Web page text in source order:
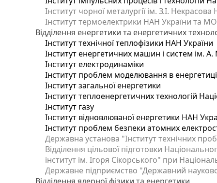
Інститут чорної металургії ім. З.І.
Інститут термоелектрики НАН України та
Відділення енергетики та енергетичних
Інститут технічної теплофізики НАН України
Інститут енергетичних машин і систем ім.
Інститут електродинаміки
Інститут проблем моделювання в
Інститут загальної енергетики
Інститут теплоенергетичних технологій
Інститут газу
Інститут відновлюваної енергетики НАН
Інститут проблем безпеки атомних
Державна установа "Інститут технічних
Відділення цільової підготовки
інститут ім. Ігоря Сікорського" при
Державне підприємство "Державний